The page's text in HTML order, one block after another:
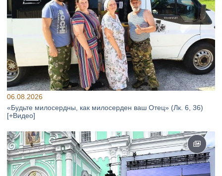
06.08.2026
«Будьте милосердны, как милосерден ваш Отец» (Лк. 6, 36)
[+Видео]